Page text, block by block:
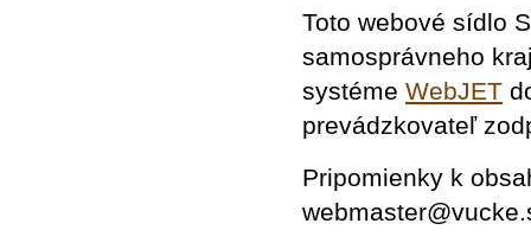
Toto webové sídlo
samosprávneho
systéme WebJET
prevádzkovateľ
Pripomienky k